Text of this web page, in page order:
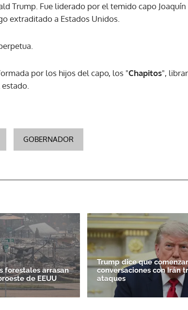
Trump. Fue liderado por el temido capo Joaquín
extraditado a Estados Unidos.
por los hijos del capo, los "Chapitos",
GOBERNADOR
forestales arrasan
de EEUU
Trump dice que
conversaciones con Irán
ataques